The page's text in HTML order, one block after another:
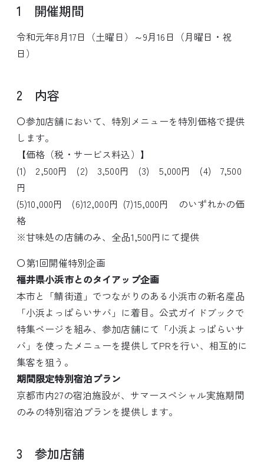
1 開催期間
令和元年8月17日（土曜日）～9月16日（月曜日・祝
日）
2 内容
〇参加店舗において、特別メニューを特別価格で提供
します。
【価格（税・サービス料込）】
(1) 2,500円 (2) 3,500円 (3) 5,000円 (4) 7,500
円
(5)10,000円 (6)12,000円 (7)15,000円 のいずれかの価
格
※甘味処の店舗のみ、全品1,500円にて提供
〇第1回開催特別企画
福井県小浜市とのタイアップ企画
本市と「鯖街道」でつながりのある小浜市の新名産品
「小浜よっぱらいサバ」に着目。公式ガイドブックで
特集ページを組み、参加店舗にて「小浜よっぱらいサ
バ」を使ったメニューを提供してPRを行い、相互的に
集客を狙う。
期間限定特別宿泊プラン
京都市内27の宿泊施設が、サマースペシャル実施期間
のみの特別宿泊プランを提供します。
3 参加店舗